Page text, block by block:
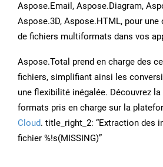
Aspose.Email, Aspose.Diagram,
Aspose.3D, Aspose.HTML, pour
de fichiers multiformats dans vos
Aspose.Total prend en charge des
fichiers, simplifiant ainsi les
une flexibilité inégalée. Découvrez
formats pris en charge sur la
Cloud. title_right_2: “Extraction des
fichier %!s(MISSING)”